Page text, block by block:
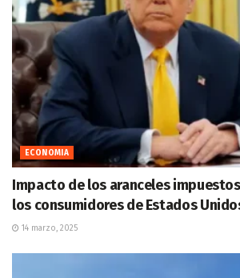
ECONOMIA
Impacto de los aranceles
los consumidores de Estados
14 marzo, 2025